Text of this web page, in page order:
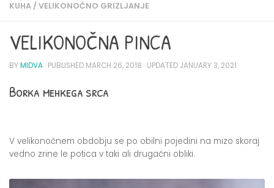
KUHA / VELIKONOČNO GRIZLJANJE
VELIKONOČNA PINCA
BYMIDVA · PUBLISHED MARCH 26, 2018 · UPDATED JANUARY 3, 2021
Borka mehkega srca
V velikonočnem obdobju se po obilni pojedini na mizo skoraj
vedno zrine le potica v taki ali drugačni obliki.